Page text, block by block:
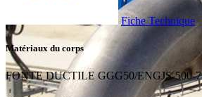
Fiche Technique
Matériaux du corps
FONTE DUCTILE GGG50/ENGJS-500-7